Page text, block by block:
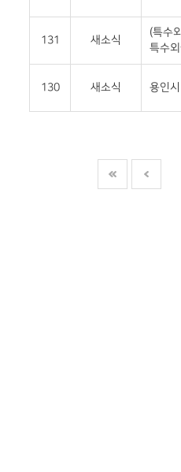
131 새소식
(특수
특수
130 새소식 용인